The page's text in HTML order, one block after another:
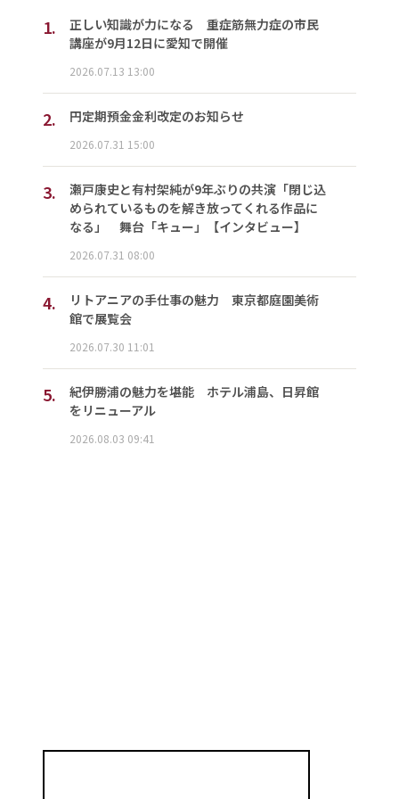
1.
正しい知識が力になる 重症筋無力症の市民
講座が9月12日に愛知で開催
2026.07.13 13:00
2. 円定期預金金利改定のお知らせ
2026.07.31 15:00
3.
瀬戸康史と有村架純が9年ぶりの共演「閉じ込
められているものを解き放ってくれる作品に
なる」 舞台「キュー」【インタビュー】
2026.07.31 08:00
4.
リトアニアの手仕事の魅力 東京都庭園美術
館で展覧会
2026.07.30 11:01
5.
紀伊勝浦の魅力を堪能 ホテル浦島、日昇館
をリニューアル
2026.08.03 09:41